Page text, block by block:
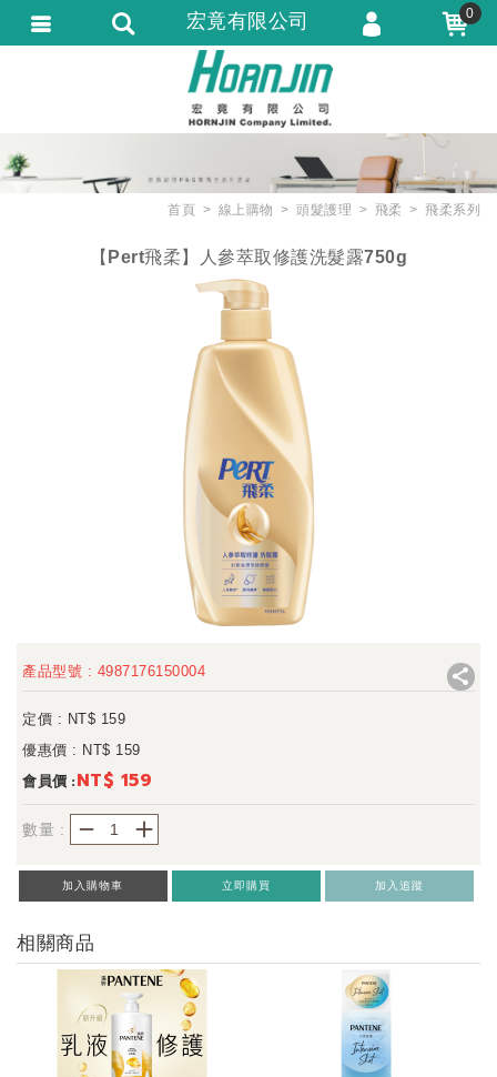
首頁 線上購物 頭髮護理 飛柔 飛柔系列
【Pert飛柔】人參萃取修護洗髮露750g
產品型號 : 4987176150004
定價 : NT$ 159
優惠價 : NT$ 159
會員價 : NT$ 159
數量 : ＋
－
加入購物車 立即購買 加入追蹤
相關商品
宏竟有限公司 0
會員登入
會員註冊
訂單查詢